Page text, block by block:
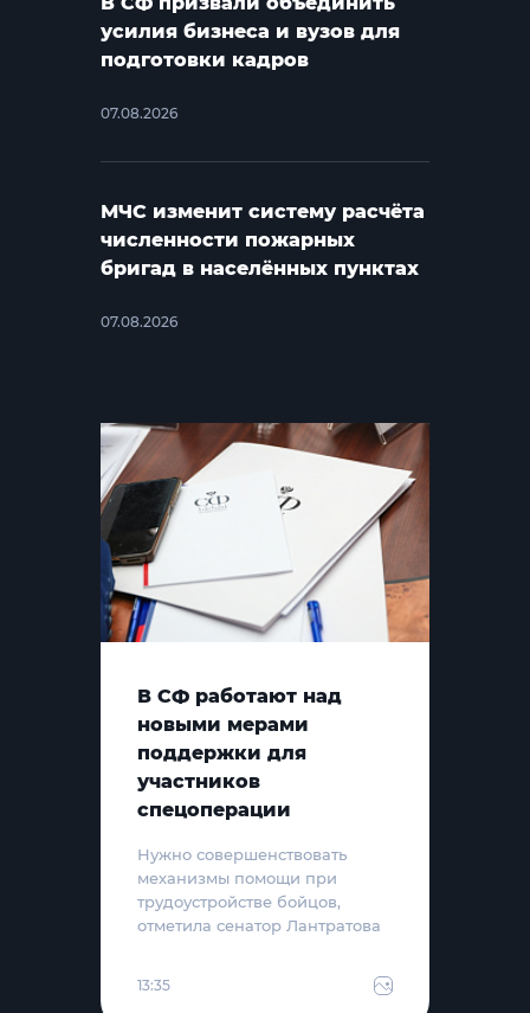
усилия бизнеса и вузов для
подготовки кадров
07.08.2026
МЧС изменит систему расчёта
численности пожарных
бригад в населённых пунктах
07.08.2026
В СФ работают над
новыми мерами
поддержки для
участников
спецоперации
Нужно совершенствовать
механизмы помощи при
трудоустройстве бойцов,
отметила сенатор Лантратова
13:35